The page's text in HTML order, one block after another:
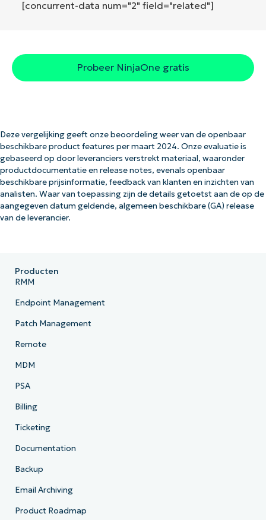
[concurrent-data num="2" field="related"]
Probeer NinjaOne gratis
Deze vergelijking geeft onze beoordeling weer van de openbaar
beschikbare product features per maart 2024. Onze evaluatie is
gebaseerd op door leveranciers verstrekt materiaal, waaronder
productdocumentatie en release notes, evenals openbaar
beschikbare prijsinformatie, feedback van klanten en inzichten van
analisten. Waar van toepassing zijn de details getoetst aan de op de
aangegeven datum geldende, algemeen beschikbare (GA) release
van de leverancier.
Producten
RMM
Endpoint Management
Patch Management
Remote
MDM
PSA
Billing
Ticketing
Documentation
Backup
Email Archiving
Product Roadmap